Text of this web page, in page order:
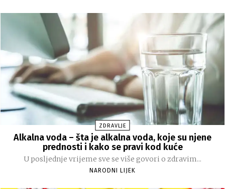
ZDRAVLJE
Alkalna voda – šta je alkalna voda, koje su njene
prednosti i kako se pravi kod kuće
U posljednje vrijeme sve se više govori o zdravim...
NARODNI LIJEK